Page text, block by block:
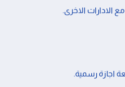
الاخرى.